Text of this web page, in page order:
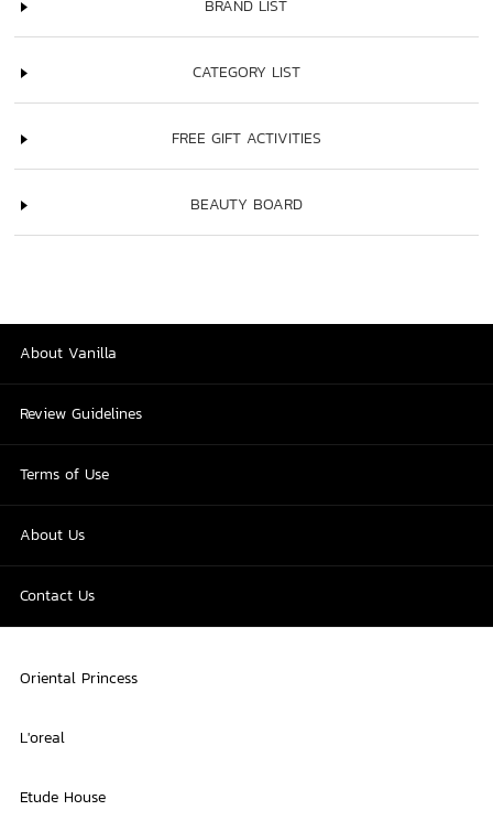
BRAND LIST
CATEGORY LIST
FREE GIFT ACTIVITIES
BEAUTY BOARD
About Vanilla
Review Guidelines
Terms of Use
About Us
Contact Us
Oriental Princess
L'oreal
Etude House